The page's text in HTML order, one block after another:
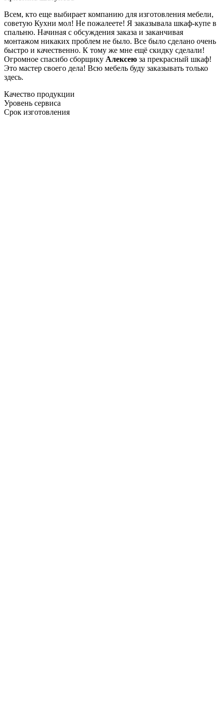
Всем, кто еще выбирает компанию для изготовления мебели,
советую Кухни мол! Не пожалеете! Я заказывала шкаф-купе в
спальню. Начиная с обсуждения заказа и заканчивая
монтажом никаких проблем не было. Все было сделано очень
быстро и качественно. К тому же мне ещё скидку сделали!
Огромное спасибо сборщику Алексею за прекрасный шкаф!
Это мастер своего дела! Всю мебель буду заказывать только
здесь.
Качество продукции
Уровень сервиса
Срок изготовления